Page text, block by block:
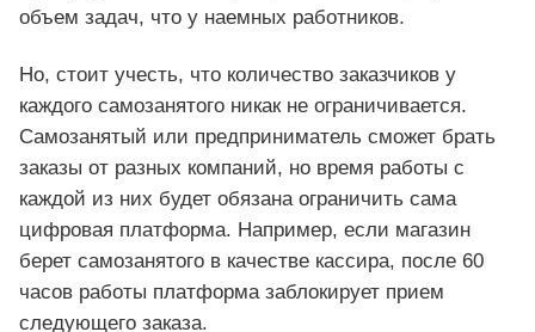
объем задач, что у наемных работников.
Но, стоит учесть, что количество заказчиков у
каждого самозанятого никак не ограничивается.
Самозанятый или предприниматель сможет брать
заказы от разных компаний, но время работы с
каждой из них будет обязана ограничить сама
цифровая платформа. Например, если магазин
берет самозанятого в качестве кассира, после 60
часов работы платформа заблокирует прием
следующего заказа.